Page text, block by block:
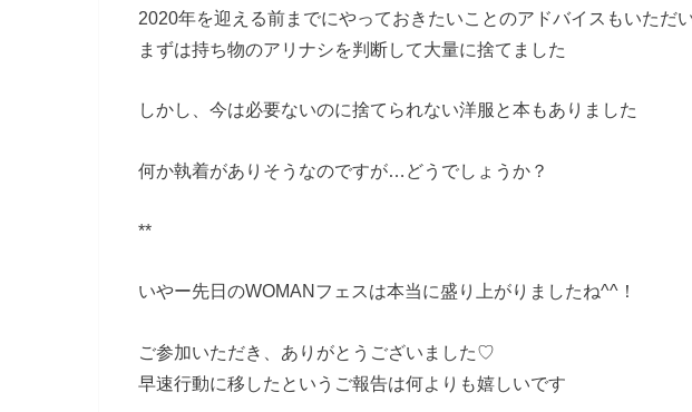
2020年を迎える前までにやっておきたいことのアドバイスもいただ
まずは持ち物のアリナシを判断して大量に捨てました
しかし、今は必要ないのに捨てられない洋服と本もありました
何か執着がありそうなのですが…どうでしょうか？
**
いやー先日のWOMANフェスは本当に盛り上がりましたね^^！
ご参加いただき、ありがとうございました♡
早速行動に移したというご報告は何よりも嬉しいです